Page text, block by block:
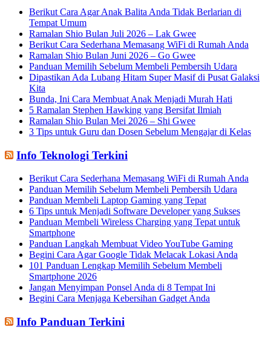
Berikut Cara Agar Anak Balita Anda Tidak Berlarian di
Tempat Umum
Ramalan Shio Bulan Juli 2026 – Lak Gwee
Berikut Cara Sederhana Memasang WiFi di Rumah Anda
Ramalan Shio Bulan Juni 2026 – Go Gwee
Panduan Memilih Sebelum Membeli Pembersih Udara
Dipastikan Ada Lubang Hitam Super Masif di Pusat Galaksi
Kita
Bunda, Ini Cara Membuat Anak Menjadi Murah Hati
5 Ramalan Stephen Hawking yang Bersifat Ilmiah
Ramalan Shio Bulan Mei 2026 – Shi Gwee
3 Tips untuk Guru dan Dosen Sebelum Mengajar di Kelas
Info Teknologi Terkini
Berikut Cara Sederhana Memasang WiFi di Rumah Anda
Panduan Memilih Sebelum Membeli Pembersih Udara
Panduan Membeli Laptop Gaming yang Tepat
6 Tips untuk Menjadi Software Developer yang Sukses
Panduan Membeli Wireless Charging yang Tepat untuk
Smartphone
Panduan Langkah Membuat Video YouTube Gaming
Begini Cara Agar Google Tidak Melacak Lokasi Anda
101 Panduan Lengkap Memilih Sebelum Membeli
Smartphone 2026
Jangan Menyimpan Ponsel Anda di 8 Tempat Ini
Begini Cara Menjaga Kebersihan Gadget Anda
Info Panduan Terkini